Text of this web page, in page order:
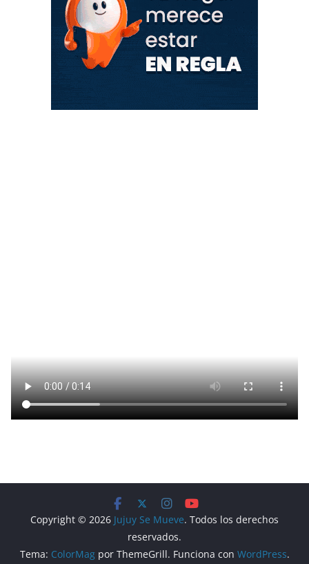
Copyright © 2026 Jujuy Se Mueve. Todos los derechos
reservados.
Tema: ColorMagpor ThemeGrill. Funciona con WordPress.